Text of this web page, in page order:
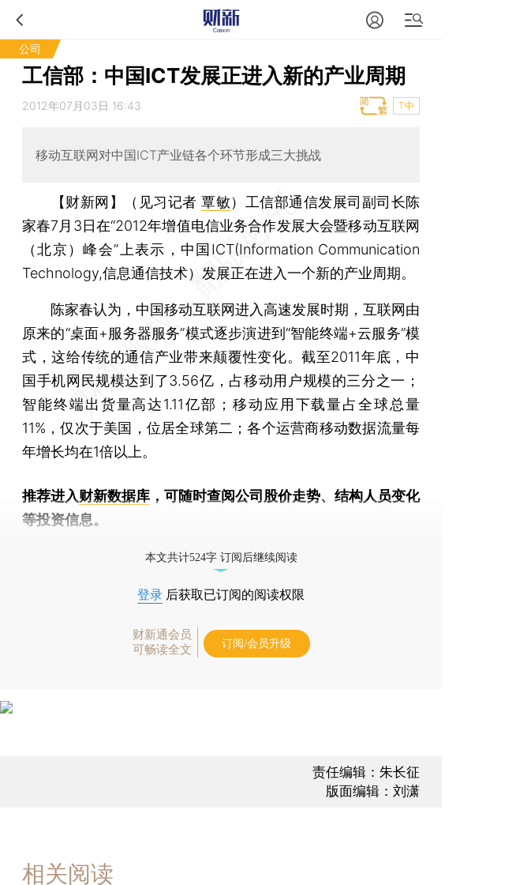
公司
工信部：中国ICT发展正进入新的产业周期
2012年07月03日 16:43 T中
移动互联网对中国ICT产业链各个环节形成三大挑战
【财新网】（见习记者覃敏） 工信部通信发展司副司长陈
家春7月3日在“2012年增值电信业务合作发展大会暨移动互联网
（北京）峰会”上表示，中国ICT(Information Communication
Technology,信息通信技术）发展正在进入一个新的产业周期。
陈家春认为，中国移动互联网进入高速发展时期，互联网由
原来的“桌面+服务器服务”模式逐步演进到“智能终端+云服务”模
式，这给传统的通信产业带来颠覆性变化。截至2011年底，中
国手机网民规模达到了3.56亿，占移动用户规模的三分之一；
智能终端出货量高达1.11亿部；移动应用下载量占全球总量
11%，仅次于美国，位居全球第二；各个运营商移动数据流量每
年增长均在1倍以上。
推荐进入财新数据库 ，可随时查阅公司股价走势、结构人员变化
等投资信息。
本文共计524字 订阅后继续阅读
登录 后获取已订阅的阅读权限
财新通会员
可畅读全文
订阅/会员升级
责任编辑：朱长征
版面编辑：刘潇
相关阅读